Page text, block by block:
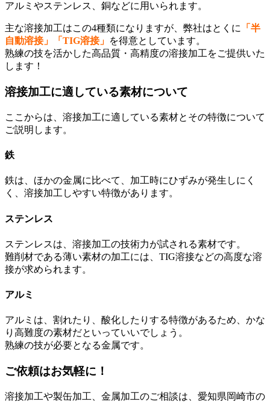
アルミやステンレス、銅などに用いられます。
主な溶接加工はこの4種類になりますが、弊社はとくに
「半
自動溶接」「TIG溶接」 を得意としています。
熟練の技を活かした高品質・高精度の溶接加工をご提供いた
します！
溶接加工に適している素材について
ここからは、溶接加工に適している素材とその特徴について
ご説明します。
鉄
鉄は、ほかの金属に比べて、加工時にひずみが発生しにく
く、溶接加工しやすい特徴があります。
ステンレス
ステンレスは、溶接加工の技術力が試される素材です。
難削材である薄い素材の加工には、TIG溶接などの高度な溶
接が求められます。
アルミ
アルミは、割れたり、酸化したりする特徴があるため、かな
り高難度の素材だといっていいでしょう。
熟練の技が必要となる金属です。
ご依頼はお気軽に！
溶接加工や製缶加工、金属加工のご相談は、愛知県岡崎市の